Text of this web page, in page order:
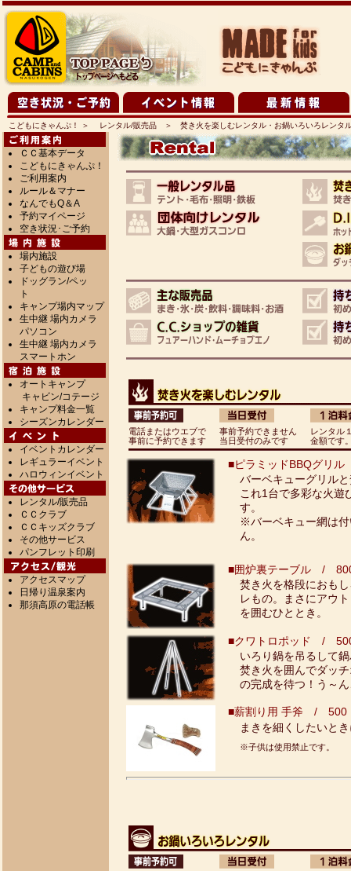
こどもにきゃんぷ！ ＞ レンタル/販売品 ＞ 焚き火を楽しむレンタル・お鍋いろいろレンタ
電話またはウエブで
事前に予約できます
事前予約できません
当日受付のみです
レンタル
金額です
■ピラミッドBBQグリ
バーベキューグリル
これ1台で多彩な火遊
す。
※バーベキュー網は
ん。
■囲炉裏テーブル /
焚き火を格段におも
レもの。まさにアウ
を囲むひととき。
■クワトロポッド /
いろり鍋を吊るして
焚き火を囲んでダッ
の完成を待つ！う～
■薪割り用 手斧 / 500
まきを細くしたいと
※子供は使用禁止です。
ＣＣ基本データ
こどもにきゃんぷ！
ご利用案内
ルール＆マナー
なんでもQ＆A
予約マイページ
空き状況･ご予約
場内施設
子どもの遊び場
ドッグラン/ペッ
ト
キャンプ場内マップ
生中継 場内カメラ
パソコン
生中継 場内カメラ
スマートホン
オートキャンプ
キャビン/コテージ
キャンプ料金一覧
シーズンカレンダー
イベントカレンダー
レギュラーイベント
ハロウィンイベント
レンタル/販売品
ＣＣクラブ
ＣＣキッズクラブ
その他サービス
パンフレット印刷
アクセスマップ
日帰り温泉案内
那須高原の電話帳